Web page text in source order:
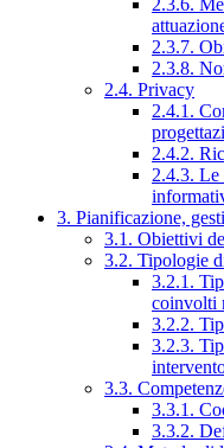
2.3.6.
2.3.7.
2.3.8.
2.4. Privacy
2.4.1.
2.4.2.
2.4.3. Le
3. Pianificazione,
3.1. Obiettivi
3.2. Tipologie
3.2.1.
coinvolti
3.2.2.
3.2.3.
3.3.
3.3.1.
3.3.2.